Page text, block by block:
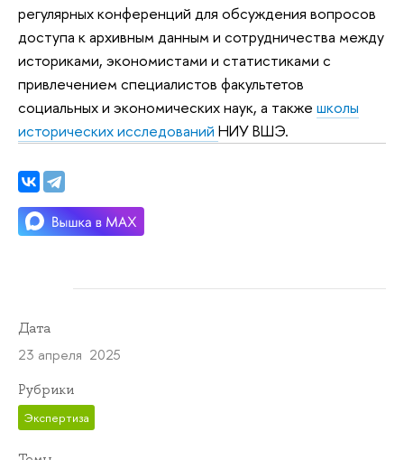
регулярных конференций для обсуждения вопросов
доступа к архивным данным и сотрудничества между
историками, экономистами и статистиками с
привлечением специалистов факультетов
социальных и экономических наук, а также школы
исторических исследований НИУ ВШЭ.
Дата
23 апреля 2025
Рубрики
Экспертиза